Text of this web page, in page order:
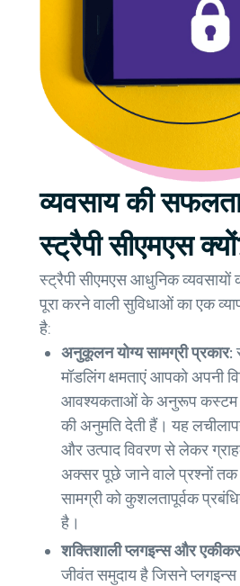
व्यवसाय की
स्ट्रैपी सीएमएस
स्ट्रैपी सीएमएस आधुनिक व्यवसायों
पूरा करने वाली सुविधाओं का एक
है:
अनुकूलन योग्य सामग्री प्रकार:
मॉडलिंग क्षमताएं आपको अपनी
आवश्यकताओं के अनुरूप कस्टम
की अनुमति देती हैं। यह
और उत्पाद विवरण से लेकर
अक्सर पूछे जाने वाले प्रश्नों तक
सामग्री को कुशलतापूर्वक
है।
शक्तिशाली प्लगइन्स और
जीवंत समुदाय है जिसने